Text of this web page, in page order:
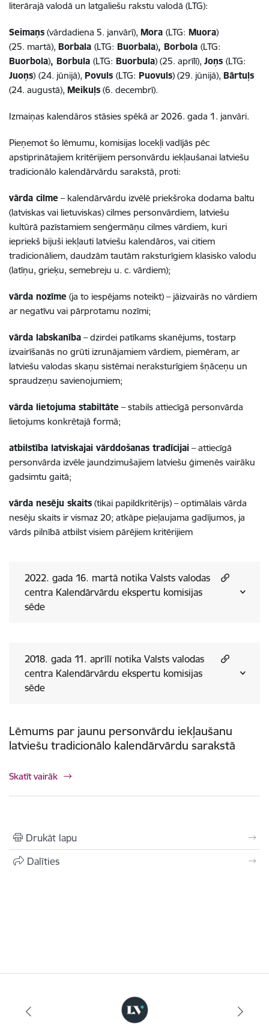
literārajā valodā un latgaliešu rakstu valodā (LTG):
Seimaņs (vārdadiena 5. janvārī), Mora (LTG: Muora)
(25. martā), Borbala (LTG: Buorbala), Borbola (LTG:
Buorbola), Borbula (LTG: Buorbula) (25. aprīlī), Joņs (LTG:
Juoņs) (24. jūnijā), Povuls (LTG: Puovuls) (29. jūnijā), Bārtuļs
(24. augustā), Meikuļs (6. decembrī).
Izmaiņas kalendāros stāsies spēkā ar 2026. gada 1. janvāri.
Pieņemot šo lēmumu, komisijas locekļi vadījās pēc
apstiprinātajiem kritērijiem personvārdu iekļaušanai latviešu
tradicionālo kalendārvārdu sarakstā, proti:
vārda cilme – kalendārvārdu izvēlē priekšroka dodama baltu
(latviskas vai lietuviskas) cilmes personvārdiem, latviešu
kultūrā pazīstamiem senģermāņu cilmes vārdiem, kuri
iepriekš bijuši iekļauti latviešu kalendāros, vai citiem
tradicionāliem, daudzām tautām raksturīgiem klasisko valodu
(latīņu, grieķu, semebreju u. c. vārdiem);
vārda nozīme (ja to iespējams noteikt) – jāizvairās no vārdiem
ar negatīvu vai pārprotamu nozīmi;
vārda labskanība – dzirdei patīkams skanējums, tostarp
izvairīšanās no grūti izrunājamiem vārdiem, piemēram, ar
latviešu valodas skaņu sistēmai neraksturīgiem šņāceņu un
spraudzeņu savienojumiem;
vārda lietojuma stabiltāte – stabils attiecīgā personvārda
lietojums konkrētajā formā;
atbilstība latviskajai vārddošanas tradīcijai – attiecīgā
personvārda izvēle jaundzimušajiem latviešu ģimenēs vairāku
gadsimtu gaitā;
vārda nesēju skaits (tikai papildkritērijs) – optimālais vārda
nesēju skaits ir vismaz 20; atkāpe pieļaujama gadījumos, ja
vārds pilnībā atbilst visiem pārējiem kritērijiem
2022. gada 16. martā notika Valsts valodas
centra Kalendārvārdu ekspertu komisijas
sēde
2018. gada 11. aprīlī notika Valsts valodas
centra Kalendārvārdu ekspertu komisijas
sēde
Lēmums par jaunu personvārdu iekļaušanu
latviešu tradicionālo kalendārvārdu sarakstā
Skatīt vairāk
Drukāt lapu
Dalīties